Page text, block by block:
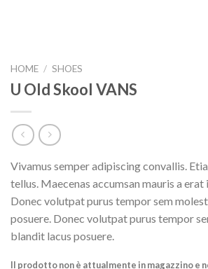
HOME / SHOES
U Old Skool VANS
Vivamus semper adipiscing convallis.
tellus. Maecenas accumsan mauris a
Donec volutpat purus tempor sem
posuere. Donec volutpat purus tempor
blandit lacus posuere.
Il prodotto non è attualmente in magazzino e